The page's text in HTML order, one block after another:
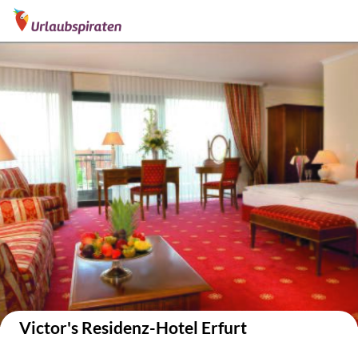
Auf der Karte anzeigen
Victor's Residenz-Hotel Erfurt